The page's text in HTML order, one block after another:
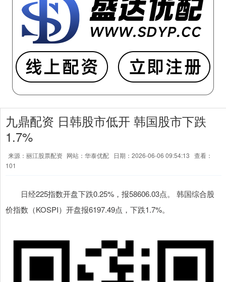
九鼎配资 日韩股市低开 韩国股市下跌
1.7%
来源：丽江股票配资 网站：华泰优配 日期：2026-06-06 09:54:13 查看：
101
日经225指数开盘下跌0.25%，报58606.03点。 韩国综合股
价指数（KOSPI）开盘报6197.49点，下跌1.7%。